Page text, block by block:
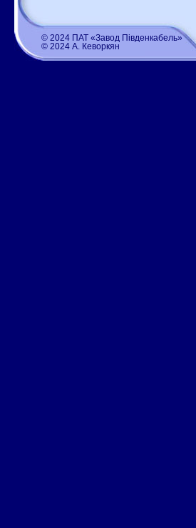
© 2024 ПАТ «Завод Південкабель»
© 2024 А. Кеворкян